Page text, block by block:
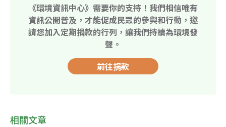
《環境資訊中心》需要你的支持！我們相信唯有
資訊公開普及，才能促成民眾的參與和行動，邀
請您加入定期捐款的行列，讓我們持續為環境發
聲。
前往捐款
相關文章